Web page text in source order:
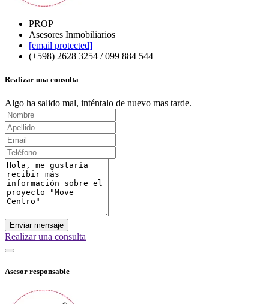
PROP
Asesores Inmobiliarios
[email protected]
(+598) 2628 3254 / 099 884 544
Realizar una consulta
Algo ha salido mal, inténtalo de nuevo mas tarde.
Enviar mensaje
Realizar una consulta
Asesor responsable